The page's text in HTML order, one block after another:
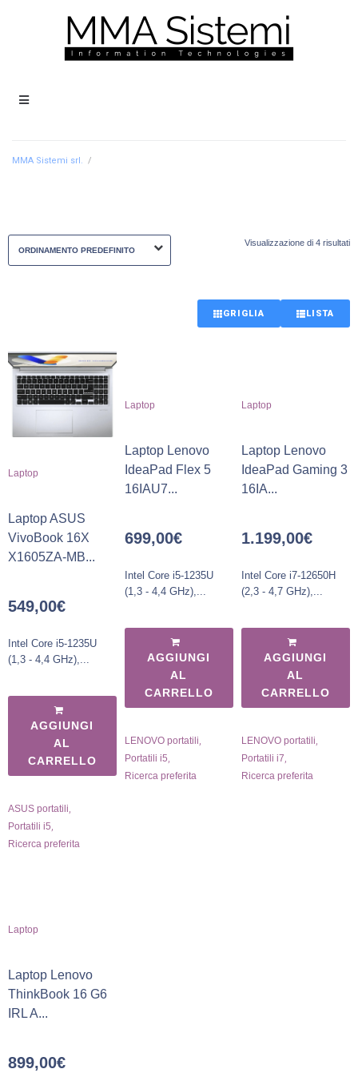
MMA Sistemi srl. /
Visualizzazione di 4 risultati
GRIGLIA LISTA
Laptop
Laptop ASUS
VivoBook 16X
X1605ZA-MB...
549,00€
Intel Core i5-1235U
(1,3 - 4,4 GHz),...
AGGIUNGI
AL
CARRELLO
ASUS portatili,
Portatili i5,
Ricerca preferita
Laptop
Laptop Lenovo
IdeaPad Flex 5
16IAU7...
699,00€
Intel Core i5-1235U
(1,3 - 4,4 GHz),...
AGGIUNGI
AL
CARRELLO
LENOVO portatili
Portatili i5
Ricerca preferita
Laptop
Laptop Lenovo
IdeaPad Gaming 3
16IA...
1.199,00€
Intel Core i7-12650H
(2,3 - 4,7 GHz),...
AGGIUNGI
AL
CARRELLO
LENOVO portatili
Portatili i7
Ricerca preferita
Laptop
Laptop Lenovo
ThinkBook 16 G6
IRL A...
899,00€